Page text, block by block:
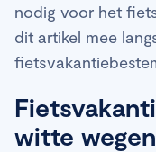
nodig voor het
dit artikel mee
witte wegen